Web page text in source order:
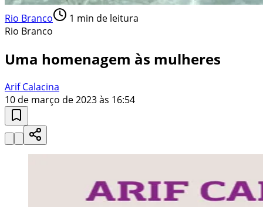
Rio Branco 1 min de leitura
Rio Branco
Uma homenagem às mulheres
Arif Calacina
10 de março de 2023 às 16:54